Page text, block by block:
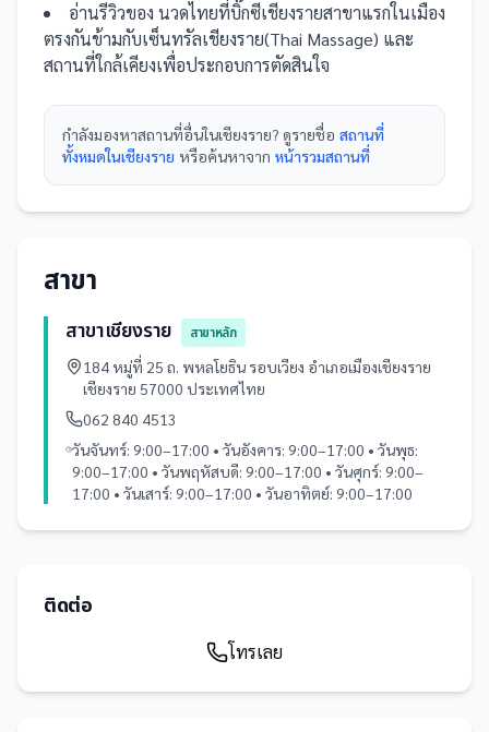
อ่านรีวิวของ นวดไทยที่บิ๊กซีเชียงรายสาขาแรกในเมือง
ตรงกันข้ามกับเซ็นทรัลเชียงราย(Thai Massage) และ
สถานที่ใกล้เคียงเพื่อประกอบการตัดสินใจ
กำลังมองหาสถานที่อื่นในเชียงราย? ดูรายชื่อ สถานที่
ทั้งหมดในเชียงราย หรือค้นหาจาก หน้ารวมสถานที่
สาขา
สาขาเชียงราย
สาขาหลัก
184 หมู่ที่ 25 ถ. พหลโยธิน รอบเวียง อำเภอเมืองเชียงราย
เชียงราย 57000 ประเทศไทย
062 840 4513
วันจันทร์: 9:00–17:00 • วันอังคาร: 9:00–17:00 • วันพุธ:
9:00–17:00 • วันพฤหัสบดี: 9:00–17:00 • วันศุกร์: 9:00–
17:00 • วันเสาร์: 9:00–17:00 • วันอาทิตย์: 9:00–17:00
ติดต่อ
โทรเลย